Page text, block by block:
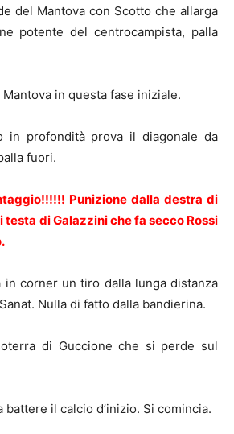
del Mantova con Scotto che allarga
potente del centrocampista, palla
Mantova in questa fase iniziale.
in profondità prova il diagonale da
fuori.
Punizione dalla destra di
testa di Galazzini che fa secco Rossi
in corner un tiro dalla lunga distanza
Nulla di fatto dalla bandierina.
di Guccione che si perde sul
battere il calcio d’inizio. Si comincia.